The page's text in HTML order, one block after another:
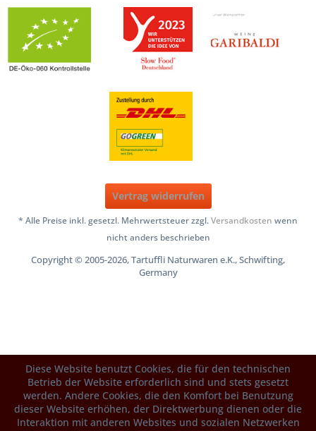
Vertrag widerrufen
* Alle Preise inkl. gesetzl. Mehrwertsteuer zzgl.Versandkosten wenn
nicht anders beschrieben
Copyright © 2005-2026, Tartuffli Naturwaren e.K., Schwifting,
Germany
Diese Website benutzt Cookies, die für den technischen
Betrieb der Website erforderlich sind und stets gesetzt
werden. Andere Cookies, die den Komfort bei Benutzung
dieser Website erhöhen, der Direktwerbung dienen oder die
Interaktion mit anderen Websites und sozialen Netzwerken